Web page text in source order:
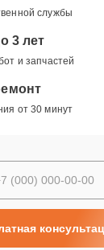
службы
3 лет
и запчастей
от 30 минут